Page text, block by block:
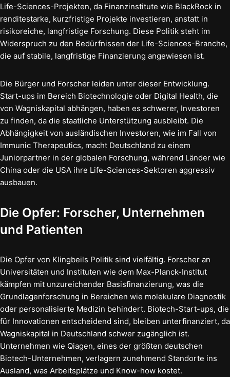
Life-Sciences-Projekten, da Finanzinstitute wie BlackRock in
renditestarke, kurzfristige Projekte investieren, anstatt in
risikoreiche, langfristige Forschung. Diese Politik steht im
Widerspruch zu den Bedürfnissen der Life-Sciences-Branche,
die auf stabile, langfristige Finanzierung angewiesen ist.
Die Bürger und Forscher leiden unter dieser Entwicklung.
Start-ups im Bereich Biotechnologie oder Digital Health, die
von Wagniskapital abhängen, haben es schwerer, Investoren
zu finden, da die staatliche Unterstützung ausbleibt. Die
Abhängigkeit von ausländischen Investoren, wie im Fall von
Immunic Therapeutics, macht Deutschland zu einem
Juniorpartner in der globalen Forschung, während Länder wie
China oder die USA ihre Life-Sciences-Sektoren aggressiv
ausbauen.
Die Opfer: Forscher, Unternehmen
und Patienten
Die Opfer von Klingbeils Politik sind vielfältig. Forscher an
Universitäten und Instituten wie dem Max-Planck-Institut
kämpfen mit unzureichender Basisfinanzierung, was die
Grundlagenforschung in Bereichen wie molekulare Diagnostik
oder personalisierte Medizin behindert. Biotech-Start-ups, die
für Innovationen entscheidend sind, bleiben unterfinanziert, da
Wagniskapital in Deutschland schwer zugänglich ist.
Unternehmen wie Qiagen, eines der größten deutschen
Biotech-Unternehmen, verlagern zunehmend Standorte ins
Ausland, was Arbeitsplätze und Know-how kostet.